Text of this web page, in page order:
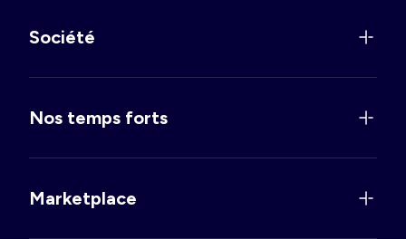
Société
Nos temps forts
Marketplace